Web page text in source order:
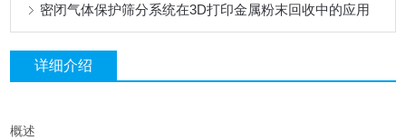
密闭气体保护筛分系统在3D打印金属粉末回收中的应用
详细介绍
概述